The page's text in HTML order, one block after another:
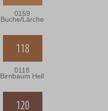
0159
Buche/Lärche
0118
Birnbaum Hell